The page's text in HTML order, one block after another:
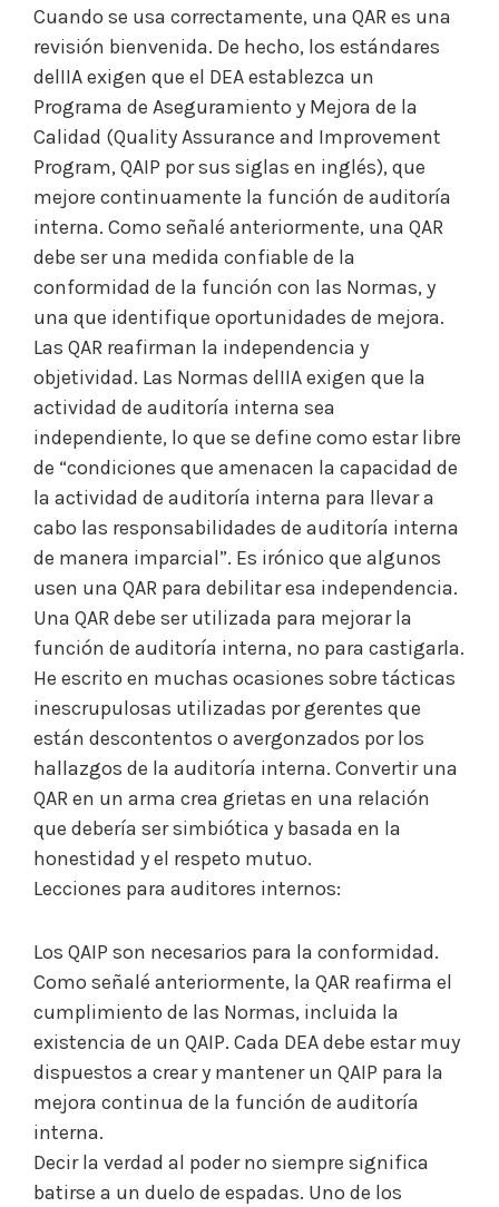
Cuando se usa correctamente, una QAR es una
revisión bienvenida. De hecho, los estándares
delIIA exigen que el DEA establezca un
Programa de Aseguramiento y Mejora de la
Calidad (Quality Assurance and Improvement
Program, QAIP por sus siglas en inglés), que
mejore continuamente la función de auditoría
interna. Como señalé anteriormente, una QAR
debe ser una medida confiable de la
conformidad de la función con las Normas, y
una que identifique oportunidades de mejora.
Las QAR reafirman la independencia y
objetividad. Las Normas delIIA exigen que la
actividad de auditoría interna sea
independiente, lo que se define como estar libre
de “condiciones que amenacen la capacidad de
la actividad de auditoría interna para llevar a
cabo las responsabilidades de auditoría interna
de manera imparcial”. Es irónico que algunos
usen una QAR para debilitar esa independencia.
Una QAR debe ser utilizada para mejorar la
función de auditoría interna, no para castigarla.
He escrito en muchas ocasiones sobre tácticas
inescrupulosas utilizadas por gerentes que
están descontentos o avergonzados por los
hallazgos de la auditoría interna. Convertir una
QAR en un arma crea grietas en una relación
que debería ser simbiótica y basada en la
honestidad y el respeto mutuo.
Lecciones para auditores internos:
Los QAIP son necesarios para la conformidad.
Como señalé anteriormente, la QAR reafirma el
cumplimiento de las Normas, incluida la
existencia de un QAIP. Cada DEA debe estar muy
dispuestos a crear y mantener un QAIP para la
mejora continua de la función de auditoría
interna.
Decir la verdad al poder no siempre significa
batirse a un duelo de espadas. Uno de los